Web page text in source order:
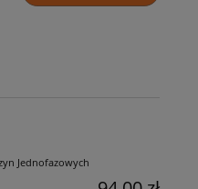
Jednofazowych